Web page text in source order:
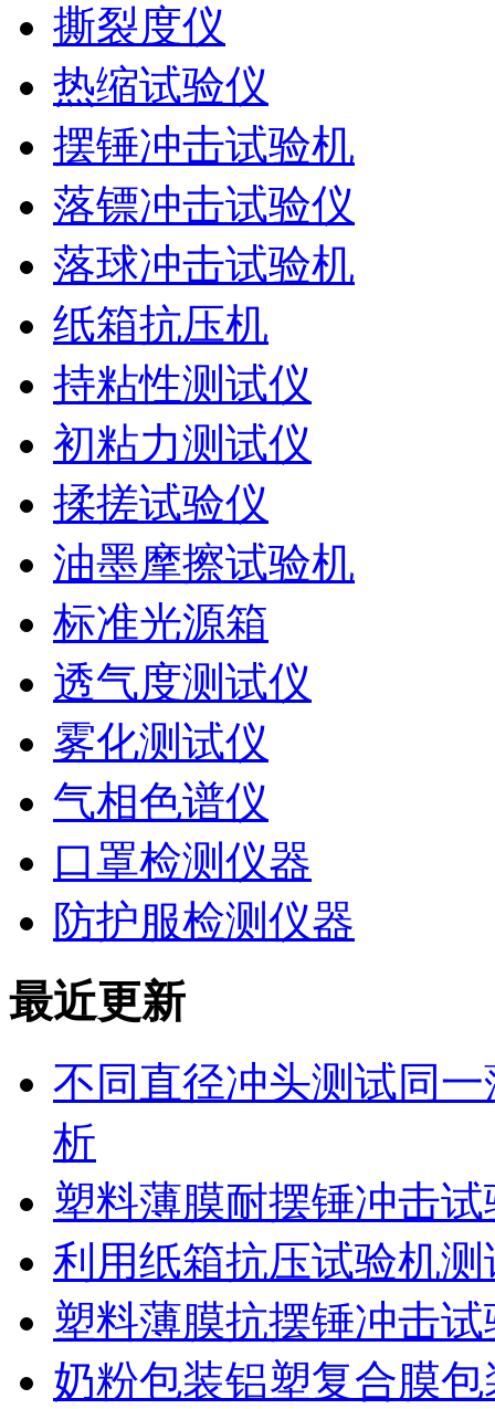
撕裂度仪
热缩试验仪
摆锤冲击试验机
落镖冲击试验仪
落球冲击试验机
纸箱抗压机
持粘性测试仪
初粘力测试仪
揉搓试验仪
油墨摩擦试验机
标准光源箱
透气度测试仪
雾化测试仪
气相色谱仪
口罩检测仪器
防护服检测仪器
最近更新
不同直径冲头测试同
析
塑料薄膜耐摆锤冲击
利用纸箱抗压试验机
塑料薄膜抗摆锤冲击
奶粉包装铝塑复合膜